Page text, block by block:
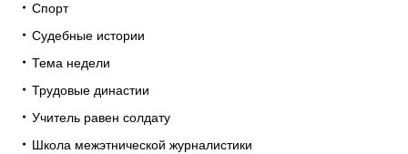
Спорт
Судебные истории
Тема недели
Трудовые династии
Учитель равен солдату
Школа межэтнической журналистики